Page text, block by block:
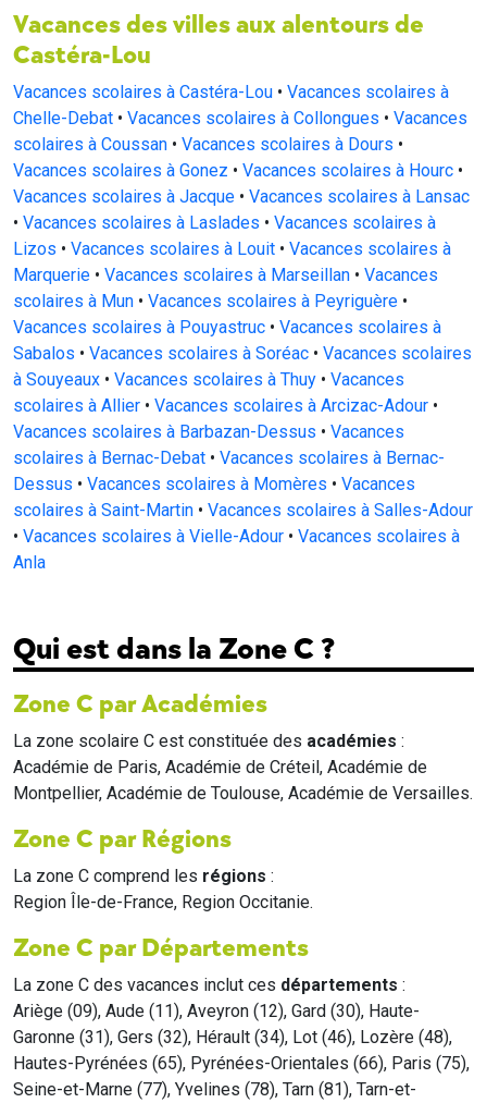
Vacances des villes aux alentours de
Castéra-Lou
Vacances scolaires à Castéra-Lou • Vacances scolaires à
Chelle-Debat • Vacances scolaires à Collongues • Vacances
scolaires à Coussan • Vacances scolaires à Dours •
Vacances scolaires à Gonez • Vacances scolaires à Hourc •
Vacances scolaires à Jacque • Vacances scolaires à Lansac
• Vacances scolaires à Laslades • Vacances scolaires à
Lizos • Vacances scolaires à Louit • Vacances scolaires à
Marquerie • Vacances scolaires à Marseillan • Vacances
scolaires à Mun • Vacances scolaires à Peyriguère •
Vacances scolaires à Pouyastruc • Vacances scolaires à
Sabalos • Vacances scolaires à Soréac • Vacances scolaires
à Souyeaux • Vacances scolaires à Thuy • Vacances
scolaires à Allier • Vacances scolaires à Arcizac-Adour •
Vacances scolaires à Barbazan-Dessus • Vacances
scolaires à Bernac-Debat • Vacances scolaires à Bernac-
Dessus • Vacances scolaires à Momères • Vacances
scolaires à Saint-Martin • Vacances scolaires à Salles-Adour
• Vacances scolaires à Vielle-Adour • Vacances scolaires à
Anla
Qui est dans la Zone C ?
Zone C par Académies
La zone scolaire C est constituée des académies :
Académie de Paris, Académie de Créteil, Académie de
Montpellier, Académie de Toulouse, Académie de Versailles.
Zone C par Régions
La zone C comprend les régions :
Region Île-de-France, Region Occitanie.
Zone C par Départements
La zone C des vacances inclut ces départements :
Ariège (09), Aude (11), Aveyron (12), Gard (30), Haute-
Garonne (31), Gers (32), Hérault (34), Lot (46), Lozère (48),
Hautes-Pyrénées (65), Pyrénées-Orientales (66), Paris (75),
Seine-et-Marne (77), Yvelines (78), Tarn (81), Tarn-et-